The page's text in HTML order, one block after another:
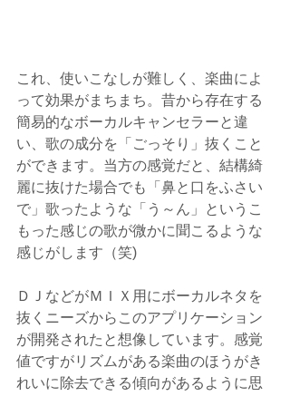
これ、使いこなしが難しく、楽曲によ
って効果がまちまち。昔から存在する
簡易的なボーカルキャンセラーと違
い、歌の成分を「ごっそり」抜くこと
ができます。当方の感覚だと、結構綺
麗に抜けた場合でも「鼻と口をふさい
で」歌ったような「う～ん」というこ
もった感じの歌が微かに聞こるような
感じがします（笑)
ＤＪなどがＭＩＸ用にボーカルネタを
抜くニーズからこのアプリケーション
が開発されたと想像しています。感覚
値ですがリズムがある楽曲のほうがき
れいに除去できる傾向があるように思